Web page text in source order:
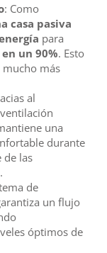
: Como
casa pasiva
para
un 90%. Esto
mucho más
al
una
durante
de las
de
un flujo
óptimos de